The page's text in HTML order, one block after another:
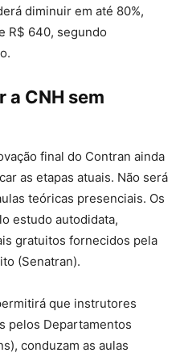
diminuir em até 80%,
R$ 640, segundo
CNH sem
final do Contran ainda
as etapas atuais. Não será
teóricas presenciais. Os
estudo autodidata,
gratuitos fornecidos pela
(Senatran).
que instrutores
pelos Departamentos
conduzam as aulas